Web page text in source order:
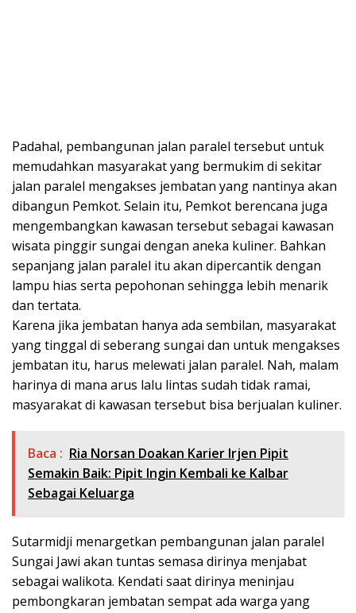
Padahal, pembangunan jalan paralel tersebut untuk
memudahkan masyarakat yang bermukim di sekitar
jalan paralel mengakses jembatan yang nantinya akan
dibangun Pemkot. Selain itu, Pemkot berencana juga
mengembangkan kawasan tersebut sebagai kawasan
wisata pinggir sungai dengan aneka kuliner. Bahkan
sepanjang jalan paralel itu akan dipercantik dengan
lampu hias serta pepohonan sehingga lebih menarik
dan tertata.
Karena jika jembatan hanya ada sembilan, masyarakat
yang tinggal di seberang sungai dan untuk mengakses
jembatan itu, harus melewati jalan paralel. Nah, malam
harinya di mana arus lalu lintas sudah tidak ramai,
masyarakat di kawasan tersebut bisa berjualan kuliner.
Baca : Ria Norsan Doakan Karier Irjen Pipit
Semakin Baik: Pipit Ingin Kembali ke Kalbar
Sebagai Keluarga
Sutarmidji menargetkan pembangunan jalan paralel
Sungai Jawi akan tuntas semasa dirinya menjabat
sebagai walikota. Kendati saat dirinya meninjau
pembongkaran jembatan sempat ada warga yang